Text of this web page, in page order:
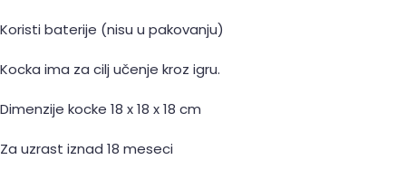
Koristi baterije (nisu u pakovanju)
Kocka ima za cilj učenje kroz igru.
Dimenzije kocke 18 x 18 x 18 cm
Za uzrast iznad 18 meseci